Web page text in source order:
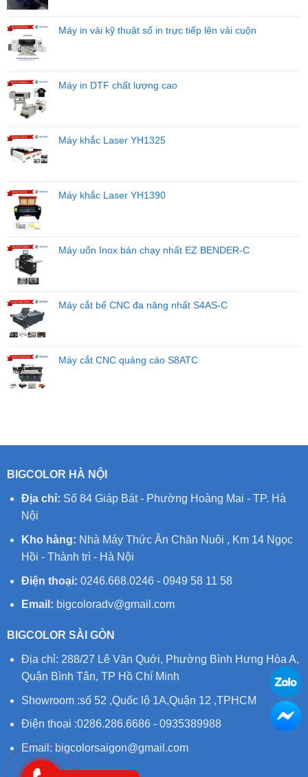
–
Tối
Doanh
Máy in vải kỹ thuật số in trực tiếp lên vải cuộn
Máy in DTF chất lượng cao
Máy khắc Laser YH1325
Máy khắc Laser YH1390
Máy uốn Inox bán chạy nhất EZ BENDER-C
Máy cắt bế CNC đa năng nhất S4AS-C
Máy cắt CNC quảng cáo S8ATC
BIGCOLOR HÀ NỘI
Địa chỉ: Số 84 Giáp Bát - Phường Hoàng Mai - TP. Hà
Nội
Kho hàng: Nhà Máy Thức Ăn Chăn Nuôi , Km 14 Ngọc
Hồi - Thành trì - Hà Nội
Điện thoại: 0246.668.0246 - 0949 58 11 58
Email: bigcoloradv@gmail.com
BIGCOLOR SÀI GÒN
Địa chỉ: 288/27 Lê Văn Quới, Phường Bình Hưng Hòa A,
Quận Bình Tân, TP Hồ Chí Minh
Showroom :số 52 ,Quốc lộ 1A,Quận 12 ,TPHCM
Điện thoại :0286.286.6686 - 0935389988
Email:bigcolorsaigon@gmail.com